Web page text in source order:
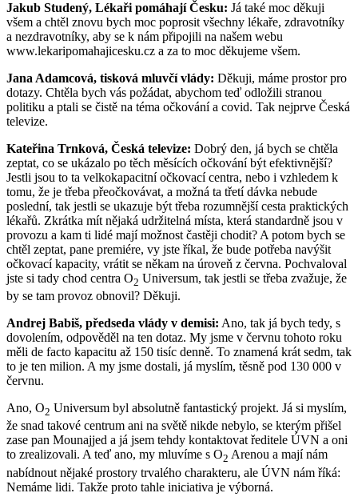
Jakub Studený, Lékaři pomáhají Česku: Já také moc děkuji
všem a chtěl znovu bych moc poprosit všechny lékaře, zdravotníky
a nezdravotníky, aby se k nám připojili na našem webu
www.lekaripomahajicesku.cz a za to moc děkujeme všem.
Jana Adamcová, tisková mluvčí vlády: Děkuji, máme prostor pro
dotazy. Chtěla bych vás požádat, abychom teď odložili stranou
politiku a ptali se čistě na téma očkování a covid. Tak nejprve Česká
televize.
Kateřina Trnková, Česká televize: Dobrý den, já bych se chtěla
zeptat, co se ukázalo po těch měsících očkování být efektivnější?
Jestli jsou to ta velkokapacitní očkovací centra, nebo i vzhledem k
tomu, že je třeba přeočkovávat, a možná ta třetí dávka nebude
poslední, tak jestli se ukazuje být třeba rozumnější cesta praktických
lékařů. Zkrátka mít nějaká udržitelná místa, která standardně jsou v
provozu a kam ti lidé mají možnost častěji chodit? A potom bych se
chtěl zeptat, pane premiére, vy jste říkal, že bude potřeba navýšit
očkovací kapacity, vrátit se někam na úroveň z června. Pochvaloval
jste si tady chod centra O2 Universum, tak jestli se třeba zvažuje, že
by se tam provoz obnovil? Děkuji.
Andrej Babiš, předseda vlády v demisi: Ano, tak já bych tedy, s
dovolením, odpověděl na ten dotaz. My jsme v červnu tohoto roku
měli de facto kapacitu až 150 tisíc denně. To znamená krát sedm, tak
to je ten milion. A my jsme dostali, já myslím, těsně pod 130 000 v
červnu.
Ano, O2 Universum byl absolutně fantastický projekt. Já si myslím,
že snad takové centrum ani na světě nikde nebylo, se kterým přišel
zase pan Mounajjed a já jsem tehdy kontaktovat ředitele ÚVN a oni
to zrealizovali. A teď ano, my mluvíme s O2 Arenou a mají nám
nabídnout nějaké prostory trvalého charakteru, ale ÚVN nám říká:
Nemáme lidi. Takže proto tahle iniciativa je výborná.